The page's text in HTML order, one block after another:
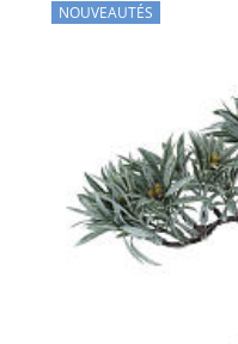
NOUVEAUTÉS